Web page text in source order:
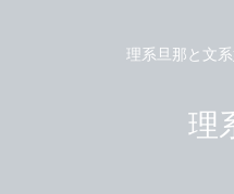
理系旦那と文
理